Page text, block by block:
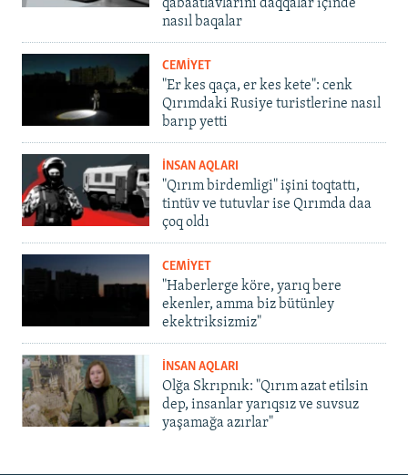
qabaatlavlarını daqqalar içinde
nasıl baqalar
CEMİYET
"Er kes qaça, er kes kete": cenk
Qırımdaki Rusiye turistlerine nasıl
barıp yetti
İNSAN AQLARI
"Qırım birdemligi" işini toqtattı,
tintüv ve tutuvlar ise Qırımda daa
çoq oldı
CEMİYET
"Haberlerge köre, yarıq bere
ekenler, amma biz bütünley
ekektriksizmiz"
İNSAN AQLARI
Olğa Skrıpnık: "Qırım azat etilsin
dep, insanlar yarıqsız ve suvsuz
yaşamağa azırlar"